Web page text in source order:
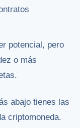
potencial, pero
o más
abajo tienes las
criptomoneda.